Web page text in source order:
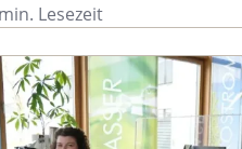
Lesezeit